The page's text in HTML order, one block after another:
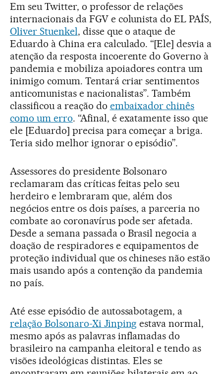
Em seu Twitter, o professor de relações
internacionais da FGV e colunista do EL PAÍS,
Oliver Stuenkel, disse que o ataque de
Eduardo à China era calculado. “[Ele] desvia a
atenção da resposta incoerente do Governo à
pandemia e mobiliza apoiadores contra um
inimigo comum. Tentará criar sentimentos
anticomunistas e nacionalistas”. Também
classificou a reação do embaixador chinês
como um erro. “Afinal, é exatamente isso que
ele [Eduardo] precisa para começar a briga.
Teria sido melhor ignorar o episódio”.
Assessores do presidente Bolsonaro
reclamaram das críticas feitas pelo seu
herdeiro e lembraram que, além dos
negócios entre os dois países, a parceria no
combate ao coronavírus pode ser afetada.
Desde a semana passada o Brasil negocia a
doação de respiradores e equipamentos de
proteção individual que os chineses não estão
mais usando após a contenção da pandemia
no país.
Até esse episódio de autossabotagem, a
relação Bolsonaro-Xi Jinping estava normal,
mesmo após as palavras inflamadas do
brasileiro na campanha eleitoral e tendo as
visões ideológicas distintas. Eles se